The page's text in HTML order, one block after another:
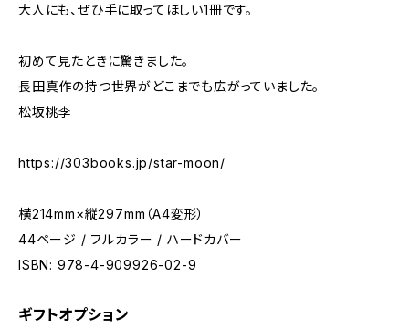
大人にも、ぜひ手に取ってほしい1冊です。
初めて見たときに驚きました。
長田真作の持つ世界がどこまでも広がっていました。
松坂桃李
https://303books.jp/star-moon/
横214mm×縦297mm（A4変形）
44ページ / フルカラー / ハードカバー
ISBN: 978-4-909926-02-9
ギフトオプション